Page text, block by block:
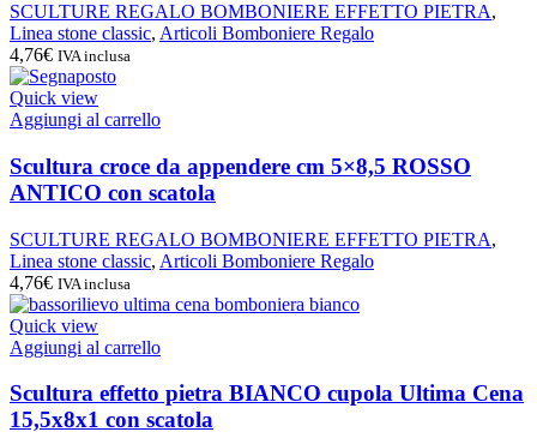
SCULTURE REGALO BOMBONIERE EFFETTO PIETRA,
Linea stone classic, Articoli Bomboniere Regalo
4,76€ IVA inclusa
Quick view
Aggiungi al carrello
Scultura croce da appendere cm 5×8,5 ROSSO
ANTICO con scatola
SCULTURE REGALO BOMBONIERE EFFETTO PIETRA,
Linea stone classic, Articoli Bomboniere Regalo
4,76€ IVA inclusa
Quick view
Aggiungi al carrello
Scultura effetto pietra BIANCO cupola Ultima Cena
15,5x8x1 con scatola